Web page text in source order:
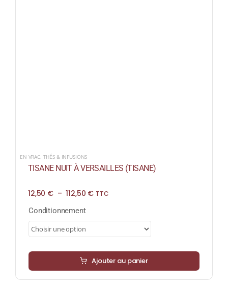
EN VRAC, THÉS & INFUSIONS
TISANE NUIT À VERSAILLES (TISANE)
12,50 € – 112,50 €Plage
TTC
Conditionnement
Ajouter au panier